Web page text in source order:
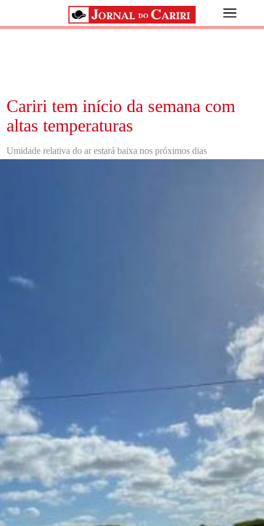
Cariri tem início da semana com
altas temperaturas
Umidade relativa do ar estará baixa nos próximos dias